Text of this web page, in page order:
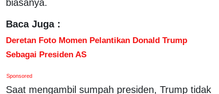
biasanya.
Baca Juga :
Deretan Foto Momen Pelantikan Donald Trump
Sebagai Presiden AS
Sponsored
Saat mengambil sumpah presiden, Trump tidak